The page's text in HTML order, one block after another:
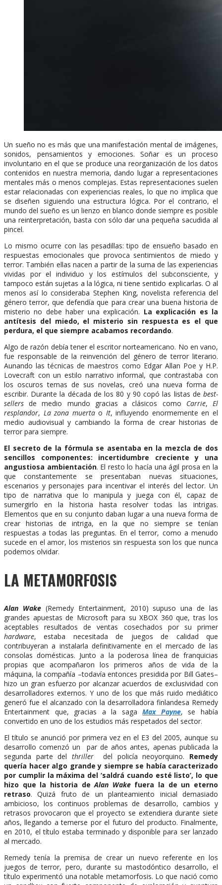
Un sueño no es más que una manifestación mental de imágenes,
sonidos, pensamientos y emociones. Soñar es un proceso
involuntario en el que se produce una reorganización de los datos
contenidos en nuestra memoria, dando lugar a representaciones
mentales más o menos complejas. Estas representaciones suelen
estar relacionadas con experiencias reales, lo que no implica que
se diseñen siguiendo una estructura lógica. Por el contrario, el
mundo del sueño es un lienzo en blanco donde siempre es posible
una reinterpretación, basta con sólo dar una pequeña sacudida al
pincel.
Lo mismo ocurre con las pesadillas: tipo de ensueño basado en
respuestas emocionales que provoca sentimientos de miedo y
terror. También ellas nacen a partir de la suma de las experiencias
vividas por el individuo y los estímulos del subconsciente, y
tampoco están sujetas a la lógica, ni tiene sentido explicarlas. O al
menos así lo consideraba Stephen King, novelista referencia del
género terror, que defendía que para crear una buena historia de
misterio no debe haber una explicación. La explicación es la
antítesis del miedo, el misterio sin respuesta es el que
perdura, el que siempre acabamos recordando.
Algo de razón debía tener el escritor norteamericano. No en vano,
fue responsable de la reinvención del género de terror literario.
Aunando las técnicas de maestros como Edgar Allan Poe y H.P.
Lovecraft con un estilo narrativo informal, que contrastaba con
los oscuros temas de sus novelas, creó una nueva forma de
escribir. Durante la década de los 80 y 90 copó las listas de best-
sellers de medio mundo gracias a clásicos como Carrie, El
resplandor, La zona muertao It, influyendo enormemente en el
medio audiovisual y cambiando la forma de crear historias de
terror para siempre.
El secreto de la fórmula se asentaba en la mezcla de dos
sencillos componentes: incertidumbre creciente y una
angustiosa ambientación. El resto lo hacía una ágil prosa en la
que constantemente se presentaban nuevas situaciones,
escenarios y personajes para incentivar el interés del lector. Un
tipo de narrativa que lo manipula y juega con él, capaz de
sumergirlo en la historia hasta resolver todas las intrigas.
Elementos que en su conjunto daban lugar a una nueva forma de
crear historias de intriga, en la que no siempre se tenían
respuestas a todas las preguntas. En el terror, como a menudo
sucede en el amor, los misterios sin respuesta son los que nunca
podemos olvidar.
LA METAMORFOSIS
Alan Wake(Remedy Entertainment, 2010) supuso una de las
grandes apuestas de Microsoft para su XBOX 360 que, tras los
aceptables resultados de ventas cosechados por su primer
hardware, estaba necesitada de juegos de calidad que
contribuyeran a instalarla definitivamente en el mercado de las
consolas domésticas. Junto a la poderosa línea de franquicias
propias que acompañaron los primeros años de vida de la
máquina, la compañía –todavía entonces presidida por Bill Gates–
hizo un gran esfuerzo por alcanzar acuerdos de exclusividad con
desarrolladores externos. Y uno de los que más ruido mediático
generó fue el alcanzado con la desarrolladora finlandesa Remedy
Entertainment que, gracias a la sagaMax Payne, se había
convertido en uno de los estudios más respetados del sector.
El título se anunció por primera vez en el E3 del 2005, aunque su
desarrollo comenzó un par de años antes, apenas publicada la
segunda parte del thrillerdel policía neoyorquino. Remedy
quería hacer algo grande y siempre se había caracterizado
por cumplir la máxima del ‘saldrá cuando esté listo’, lo que
hizo que la historia deAlan Wakefuera la de un eterno
retraso. Quizá fruto de un planteamiento inicial demasiado
ambicioso, los continuos problemas de desarrollo, cambios y
retrasos provocaron que el proyecto se extendiera durante siete
años, llegando a temerse por el futuro del producto. Finalmente,
en 2010, el título estaba terminado y disponible para ser lanzado
al mercado.
Remedy tenía la premisa de crear un nuevo referente en los
juegos de terror, pero, durante su mastodóntico desarrollo, el
título experimentó una notable metamorfosis. Lo que nació como